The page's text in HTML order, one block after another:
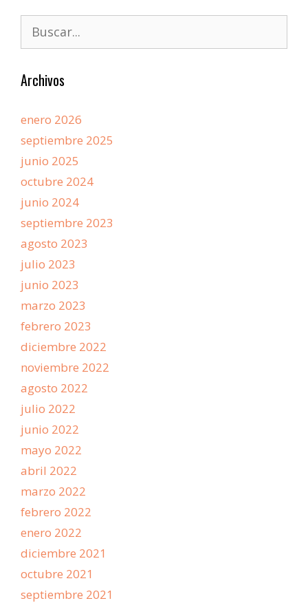
Archivos
enero 2026
septiembre 2025
junio 2025
octubre 2024
junio 2024
septiembre 2023
agosto 2023
julio 2023
junio 2023
marzo 2023
febrero 2023
diciembre 2022
noviembre 2022
agosto 2022
julio 2022
junio 2022
mayo 2022
abril 2022
marzo 2022
febrero 2022
enero 2022
diciembre 2021
octubre 2021
septiembre 2021